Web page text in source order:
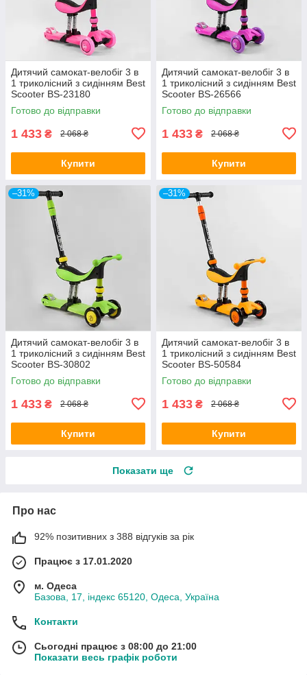
Дитячий самокат-велобіг 3 в
1 триколісний з сидінням Best
Scooter BS-23180
Готово до відправки
1 433 ₴ 2 068 ₴
Купити
Дитячий самокат-велобіг 3 в
1 триколісний з сидінням Best
Scooter BS-26566
Готово до відправки
1 433 ₴ 2 068 ₴
Купити
–31%
Дитячий самокат-велобіг 3 в
1 триколісний з сидінням Best
Scooter BS-30802
Готово до відправки
1 433 ₴ 2 068 ₴
Купити
–31%
Дитячий самокат-велобіг 3 в
1 триколісний з сидінням Best
Scooter BS-50584
Готово до відправки
1 433 ₴ 2 068 ₴
Купити
Показати ще
Про нас
92% позитивних з 388 відгуків за рік
Працює з 17.01.2020
м. Одеса
Базова, 17, індекс 65120, Одеса, Україна
Контакти
Сьогодні працює з 08:00 до 21:00
Показати весь графік роботи